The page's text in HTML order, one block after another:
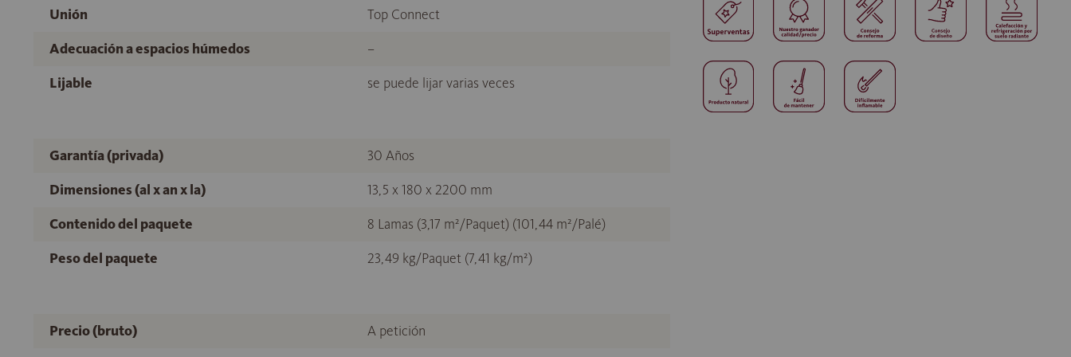
Unión
Top Connect
Adecuación a espacios húmedos
–
Lijable
se puede lijar varias veces
Garantía (privada)
30 Años
Dimensiones (al x an x la)
13,5 x 180 x 2200 mm
Contenido del paquete
8 Lamas (3,17 m²/Paquet) (101,44 m²/Palé)
Peso del paquete
23,49 kg/Paquet (7,41 kg/m²)
Precio (bruto)
A petición